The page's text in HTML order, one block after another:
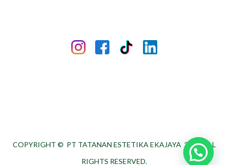
COPYRIGHT © PT TATANAN ESTETIKA EKAJAYA 2026. ALL
RIGHTS RESERVED.